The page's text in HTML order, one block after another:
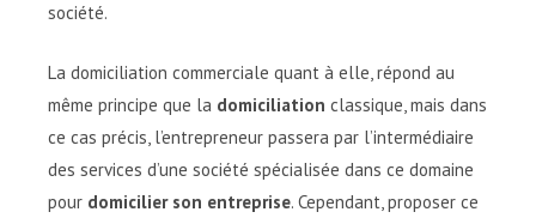
société.
La domiciliation commerciale quant à elle, répond au
même principe que la domiciliation classique, mais dans
ce cas précis, l’entrepreneur passera par l’intermédiaire
des services d’une société spécialisée dans ce domaine
pour domicilier son entreprise. Cependant, proposer ce